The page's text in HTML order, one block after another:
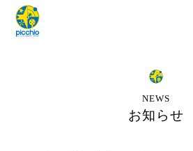
NEWS
お知らせ